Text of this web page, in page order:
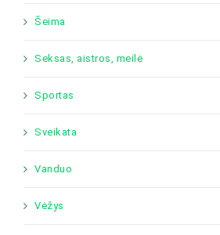
Šeima
Seksas, aistros, meilė
Sportas
Sveikata
Vanduo
Vėžys